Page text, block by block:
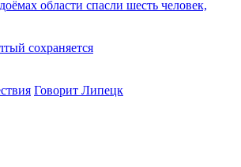
области спасли шесть человек,
сохраняется
Говорит Липецк